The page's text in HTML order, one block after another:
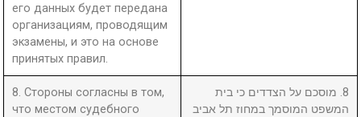
его данных будет передана
организациям, проводящим
экзамены, и это на основе
принятых правил.
8. Стороны согласны в том,
что местом судебного
8. מוסכם על הצדדים כי בית
המשפט המוסמך במחוז תל אביב